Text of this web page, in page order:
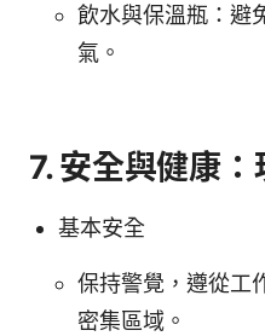
飲水與保溫瓶：避
氣。
7. 安全與健康
基本安全
保持警覺，遵從工
密集區域。